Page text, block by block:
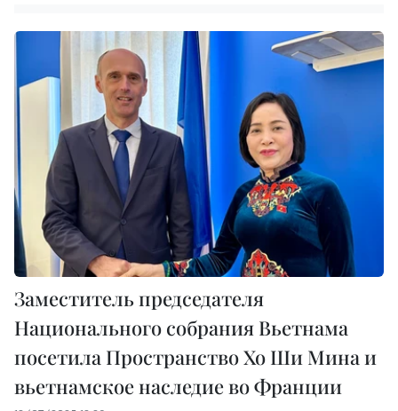
Заместитель председателя
Национального собрания Вьетнама
посетила Пространство Хо Ши Мина и
вьетнамское наследие во Франции